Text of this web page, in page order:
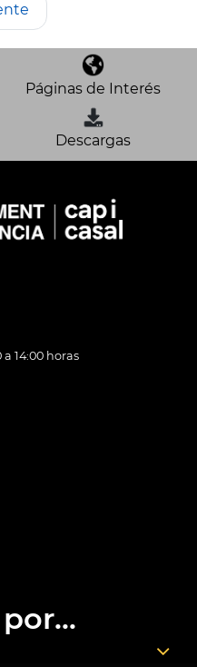
Páginas de Interés
Descargas
14:00 horas